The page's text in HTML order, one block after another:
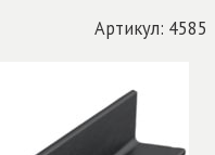
Артикул: 4585